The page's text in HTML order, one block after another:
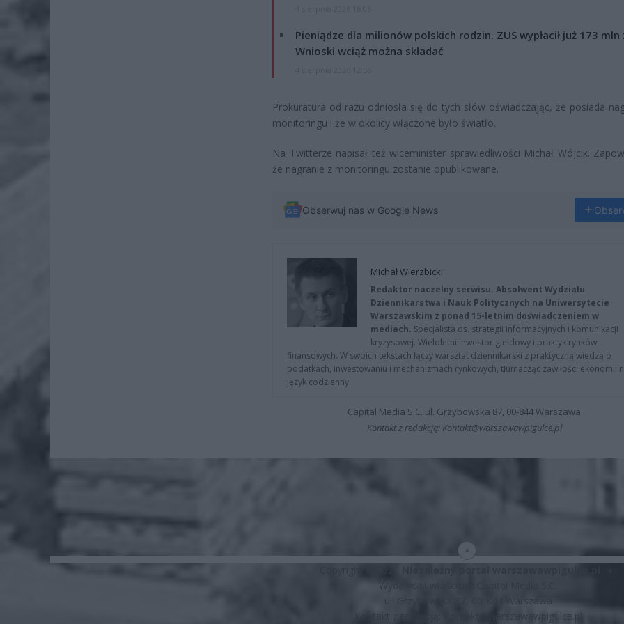
Pieniądze dla milionów polskich rodzin. ZUS wypłacił już 173 mln
Wnioski wciąż można składać
Prokuratura od razu odniosła się do tych słów oświadczając, że posiada
monitoringu i że w okolicy włączone było światło.
Na Twitterze napisał też wiceminister sprawiedliwości Michał Wójcik.
że nagranie z monitoringu zostanie opublikowane.
Obserwuj nas w Google News
Michał Wierzbicki
Redaktor naczelny serwisu. Absolwent Wydziału
Dziennikarstwa i Nauk Politycznych na Uniwersytecie
Warszawskim z ponad 15-letnim doświadczeniem w
mediach. Specjalista ds. strategii informacyjnych i komunikacji
kryzysowej. Wieloletni inwestor giełdowy i praktyk rynków
finansowych. W swoich tekstach łączy warsztat dziennikarski z praktyczną wiedzą o
podatkach, inwestowaniu i mechanizmach rynkowych, tłumacząc zawiłości ekonomii
język codzienny.
Capital Media S.C. ul. Grzybowska 87, 00-844 Warszawa
Kontakt z redakcją: Kontakt@warszawawpigulce.pl
ul. Grzybowska 87, 00-844 Warszawa
Kontakt z redakcją:
Kontakt@warszawawpigulce.pl